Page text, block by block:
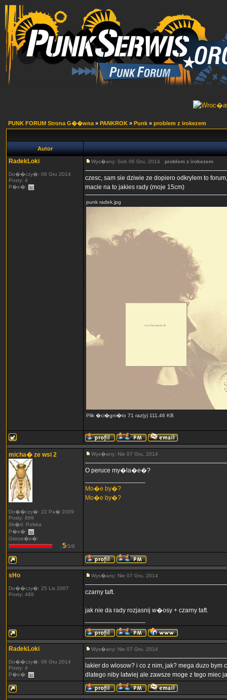
PUNK FORUM Strona G��wna » PANKROK » Punk » problem z irokezem
Autor
RadekLoki
Do��czy�: 06 Gru 2014
Posty: 4
P�e�:
Wys�any: Sob 06 Gru, 2014 problem z irokezem
czesc, sam sie dziwie ze dopiero odkrylem to
macie na to jakies rady (moje 15cm)
punk radek.jpg
Plik �ci�gni�to 71 raz(y) 111,46 KB
micha� ze wsi 2
Do��czy�: 22 Pa� 2009
Posty: 899
Sk�d: Polska
P�e�:
Ostrze�e�:
5/3/6
Wys�any: Nie 07 Gru, 2014
O peruce my�la�e�?
Mo�e by�?
Mo�e by�?
sHo
Do��czy�: 25 Lis 2007
Posty: 489
Wys�any: Nie 07 Gru, 2014
czarny taft.
jak nie da rady rozjasnij w�osy + czarny taft.
RadekLoki
Do��czy�: 06 Gru 2014
Posty: 4
P�e�:
Wys�any: Nie 07 Gru, 2014
lakier do wlosow? i co z nim, jak? mega duzo
dlatego niby latwiej ale zawsze moge z tego miec